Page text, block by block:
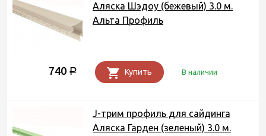
Аляска Шэдоу (бежевый) 3.0 м.
Альта Профиль
740 Р Купить В наличии
J-трим профиль для сайдинга
Аляска Гарден (зеленый) 3.0 м.